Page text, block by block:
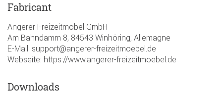
Fabricant
Angerer Freizeitmöbel GmbH
Am Bahndamm 8, 84543 Winhöring, Allemagne
E-Mail: support@angerer-freizeitmoebel.de
Webseite: https://www.angerer-freizeitmoebel.de
Downloads